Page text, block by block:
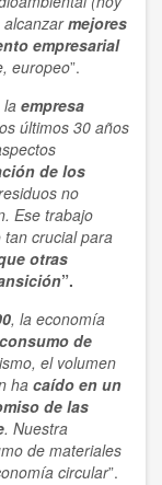
alcanzarmejores
empresarial
europeo”.
la empresa
últimos 30 años
de los
no
Ese trabajo
crucial para
otras
”.
, la economía
consumo de
el volumen
ha caído en un
de las
. Nuestra
de materiales
circular”.